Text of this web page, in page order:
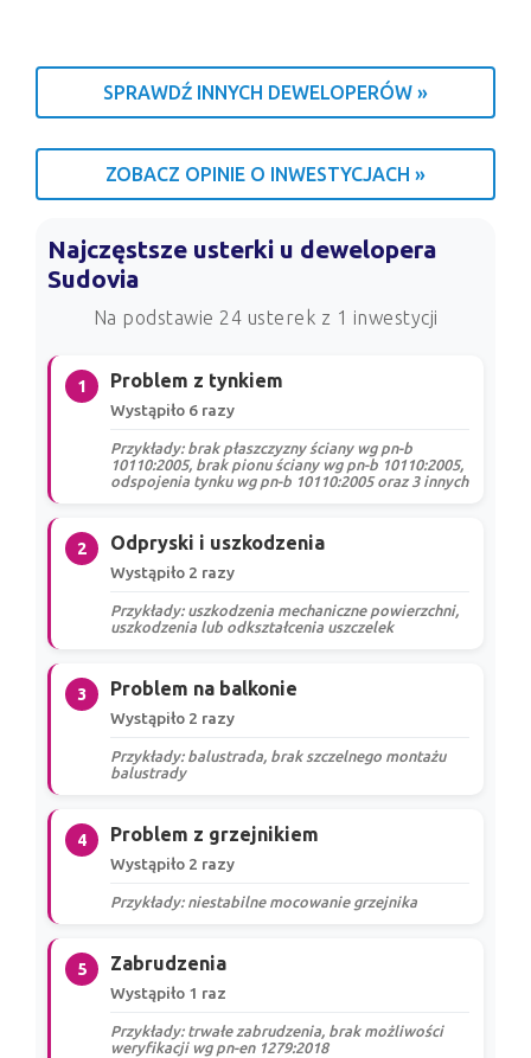
SPRAWDŹ INNYCH DEWELOPERÓW »
ZOBACZ OPINIE O INWESTYCJACH »
Najczęstsze usterki u dewelopera
Sudovia
Na podstawie 24 usterek z 1 inwestycji
1 Problem z tynkiem
Wystąpiło 6 razy
Przykłady: brak płaszczyzny ściany wg pn-b
10110:2005, brak pionu ściany wg pn-b 10110:2005,
odspojenia tynku wg pn-b 10110:2005 oraz 3 innych
2 Odpryski i uszkodzenia
Wystąpiło 2 razy
Przykłady: uszkodzenia mechaniczne powierzchni,
uszkodzenia lub odkształcenia uszczelek
3 Problem na balkonie
Wystąpiło 2 razy
Przykłady: balustrada, brak szczelnego montażu
balustrady
4 Problem z grzejnikiem
Wystąpiło 2 razy
Przykłady: niestabilne mocowanie grzejnika
5 Zabrudzenia
Wystąpiło 1 raz
Przykłady: trwałe zabrudzenia, brak możliwości
weryfikacji wg pn-en 1279:2018